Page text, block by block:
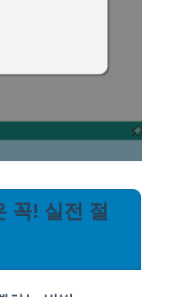
꼭! 실전 절